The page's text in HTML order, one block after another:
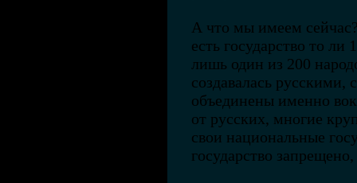
А что мы имеем
есть государство то ли
лишь один из 200
создавалась русскими,
объединены именно
от русских, многие
свои национальные
государство